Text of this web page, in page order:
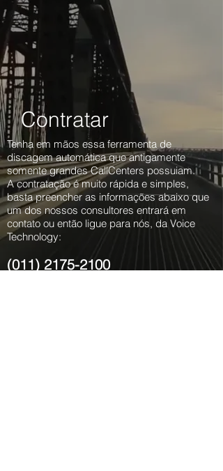
Contratar
Tenha em mãos essa ferramenta de
discagem automática que antigamente
somente grandes CallCenters possuiam.
A contratação é muito rápida e simples,
basta preencher as informações abaixo que
um dos nossos consultores entrará em
contato ou então ligue para nós, da Voice
Technology:
(011) 2175-2100